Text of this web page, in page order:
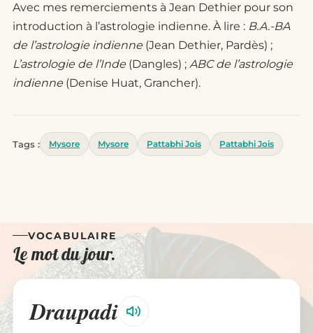
Avec mes remerciements à Jean Dethier pour son
introduction à l’astrologie indienne. À lire : B.A.-BA
de l’astrologie indienne (Jean Dethier, Pardès) ;
L’astrologie de l’Inde (Dangles) ; ABC de l’astrologie
indienne (Denise Huat, Grancher).
Tags : Mysore Mysore Pattabhi Jois Pattabhi Jois
VOCABULAIRE
Le mot du jour.
Draupadi